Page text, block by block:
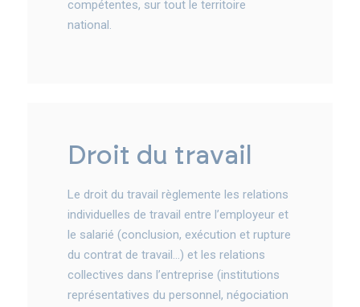
compétentes, sur tout le territoire
national.
droit du travail
Le droit du travail règlemente les relations
individuelles de travail entre l’employeur et
le salarié (conclusion, exécution et rupture
du contrat de travail…) et les relations
collectives dans l’entreprise (institutions
représentatives du personnel, négociation